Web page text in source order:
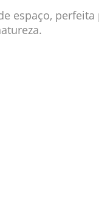
espaço,